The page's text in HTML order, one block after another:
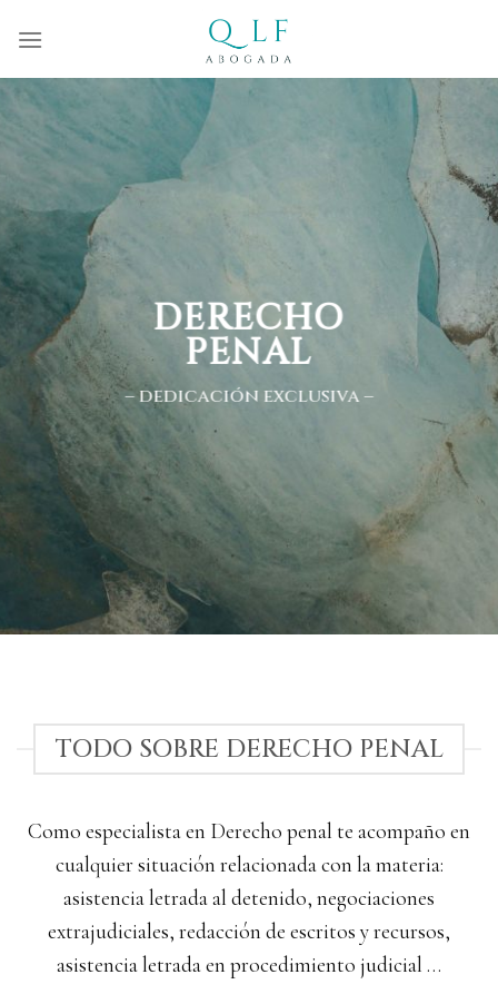
DERECHO
PENAL
– dedicación exclusiva –
TODO SOBRE DERECHO PENAL
Como especialista en Derecho penal te acompaño en
cualquier situación relacionada con la materia:
asistencia letrada al detenido, negociaciones
extrajudiciales, redacción de escritos y recursos,
asistencia letrada en procedimiento judicial …